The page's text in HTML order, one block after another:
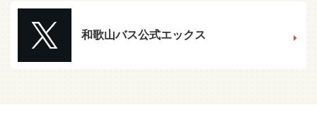
和歌山バス公式エックス